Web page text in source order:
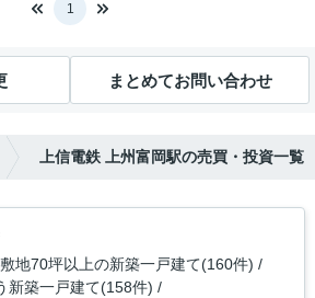
1
まとめてお問い合わせ
上信電鉄 上州富岡駅の売買・投資一覧
敷地70坪以上の新築一戸建て(160件)
新築一戸建て(158件)